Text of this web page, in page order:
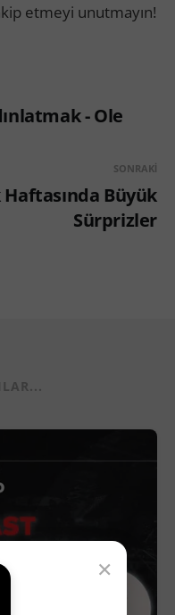
etmeyi unutmayın!
- Ole
SONRAKI
Büyük
Sürprizler
×